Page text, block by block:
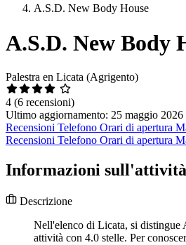
A.S.D. New Body House
A.S.D. New Body
Palestra en Licata (Agrigento)
4 (6 recensioni)
Ultimo aggiornamento: 25 maggio 2026
Recensioni Telefono Orari di apertura
Recensioni Telefono Orari di apertura
Informazioni sull'attività
Descrizione
Nell'elenco di Licata, si distingue
attività con 4.0 stelle. Per